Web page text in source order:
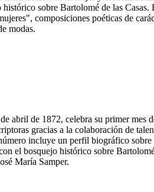
sobre Bartolomé de las Casas.
composiciones poéticas de
modas.
abril de 1872, celebra su primer mes
gracias a la colaboración de
incluye un perfil biográfico
el bosquejo histórico sobre
María Samper.